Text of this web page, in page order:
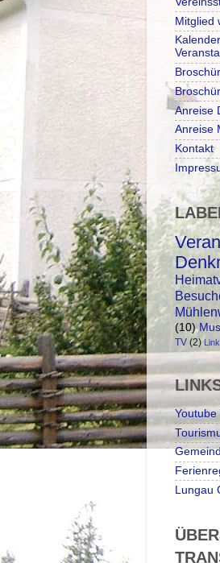
Mitglied
Anreise
Anreise
Kontakt
(10)
TV (2)
Youtube
Lungau